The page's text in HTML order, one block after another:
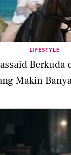
LIFESTYLE
Berkuda
Makin